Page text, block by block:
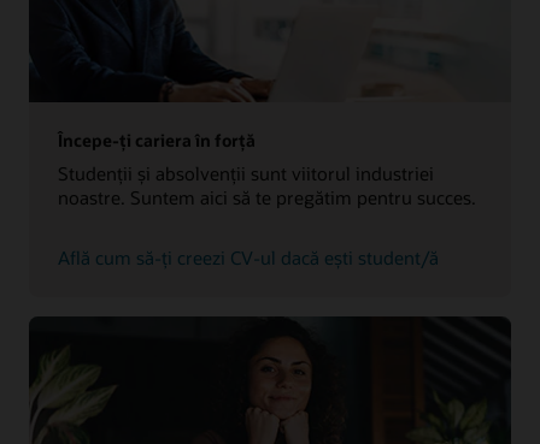
Începe-ți cariera în forță
Studenții și absolvenții sunt viitorul industriei
noastre. Suntem aici să te pregătim pentru succes.
Află cum să-ți creezi CV-ul dacă ești student/ă